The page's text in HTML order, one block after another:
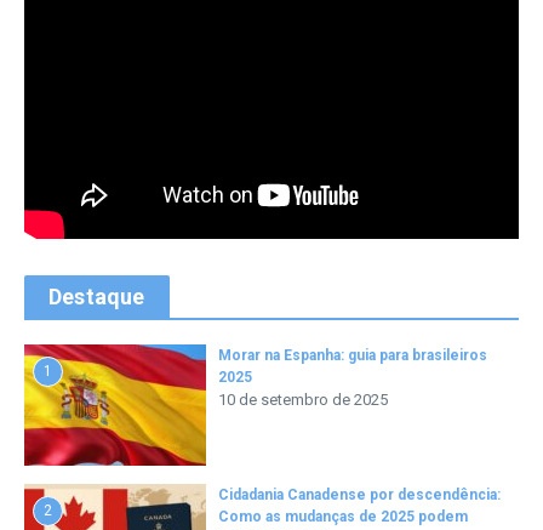
Destaque
1
Morar na Espanha: guia para brasileiros
2025
10 de setembro de 2025
2
Cidadania Canadense por descendência:
Como as mudanças de 2025 podem